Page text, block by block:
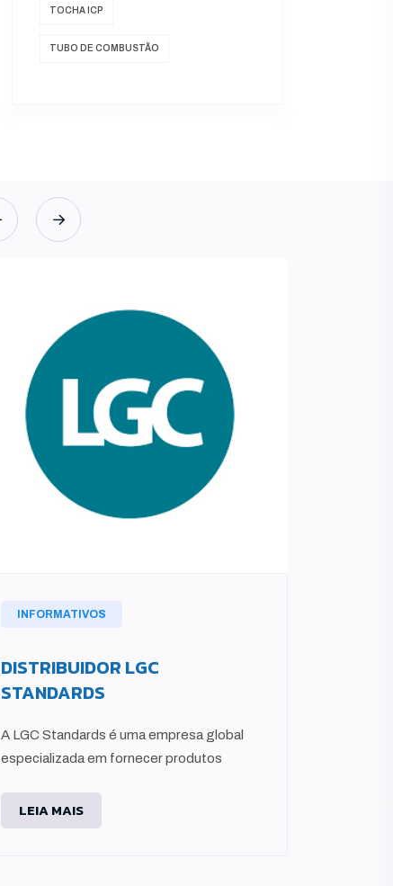
TOCHA ICP
TUBO DE COMBUSTÃO
INFORMATIVOS
DISTRIBUIDOR LGC
STANDARDS
A LGC Standards é uma empresa global
especializada em fornecer produtos
LEIA MAIS